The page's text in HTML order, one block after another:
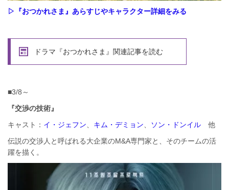
▷『おつかれさま』あらすじやキャラクター詳細をみる
ドラマ『おつかれさま』関連記事を読む
■3/8～
『交渉の技術』
キャスト： イ・ジェフン、 キム・デミョン、 ソン・ドンイル 他
伝説の交渉人と呼ばれる大企業のM&A専門家と、そのチームの活
躍を描く。